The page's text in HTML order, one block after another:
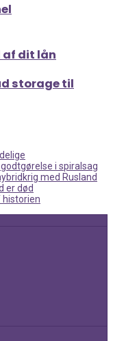
af dit lån
storage til
i spiralsag
med Rusland
er død
historien